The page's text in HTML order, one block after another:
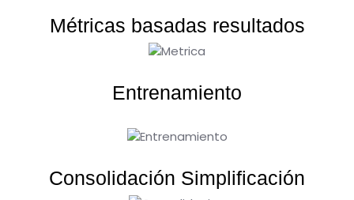
Métricas basadas resultados
Entrenamiento
Consolidación Simplificación